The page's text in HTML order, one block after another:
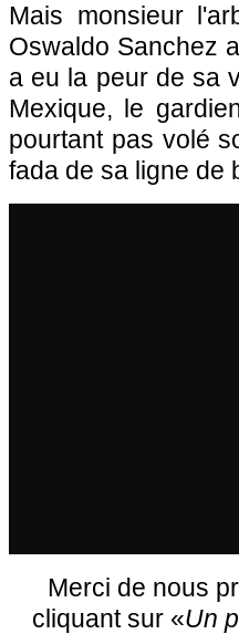
Mais monsieur
Oswaldo Sanchez
a eu la peur de sa
Mexique, le
pourtant pas volé
fada de sa ligne de
Merci de nous
cliquant sur «Un